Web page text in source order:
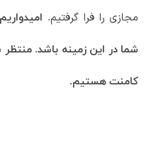
مجازی را فرا گرفتیم.
شما در این زمینه باشد.
کامنت هستیم.